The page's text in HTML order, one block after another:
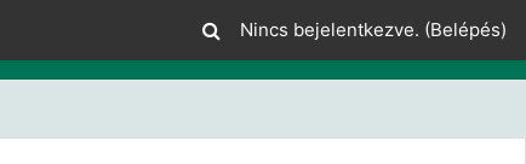
Nincs bejelentkezve. (Belépés)